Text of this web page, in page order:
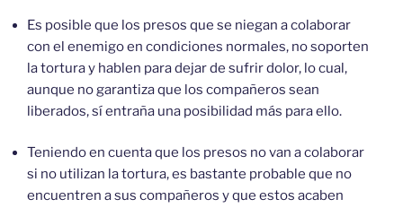
Es posible que los presos que se niegan a colaborar
con el enemigo en condiciones normales, no soporten
la tortura y hablen para dejar de sufrir dolor, lo cual,
aunque no garantiza que los compañeros sean
liberados, sí entraña una posibilidad más para ello.
Teniendo en cuenta que los presos no van a colaborar
si no utilizan la tortura, es bastante probable que no
encuentren a sus compañeros y que estos acaben